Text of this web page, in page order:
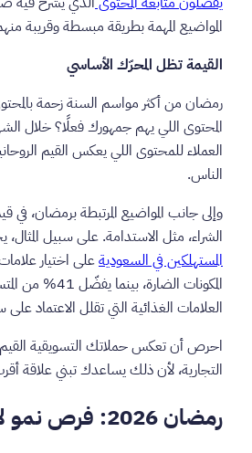
المواضيع المهمة بطريقة مبسطة وقريبة
القيمة تظل المحرّك الأساسي
رمضان من أكثر مواسم السنة زحمة
المحتوى اللي يهم جمهورك فعلًا؟ خلال
العملاء للمحتوى اللي يعكس القيم
الناس.
وإلى جانب المواضيع المرتبطة برمضان، في
الشراء، مثل الاستدامة. على سبيل
المستهلكين في السعوديةعلى اختيار
المكونات الضارة،
العلامات الغذائية التي تقلل الاعتماد
احرص أن تعكس حملاتك التسويقية
التجارية، لأن ذلك يساعدك تبني علاقة
رمضان 2026: فرص نمو لا تفوّتها